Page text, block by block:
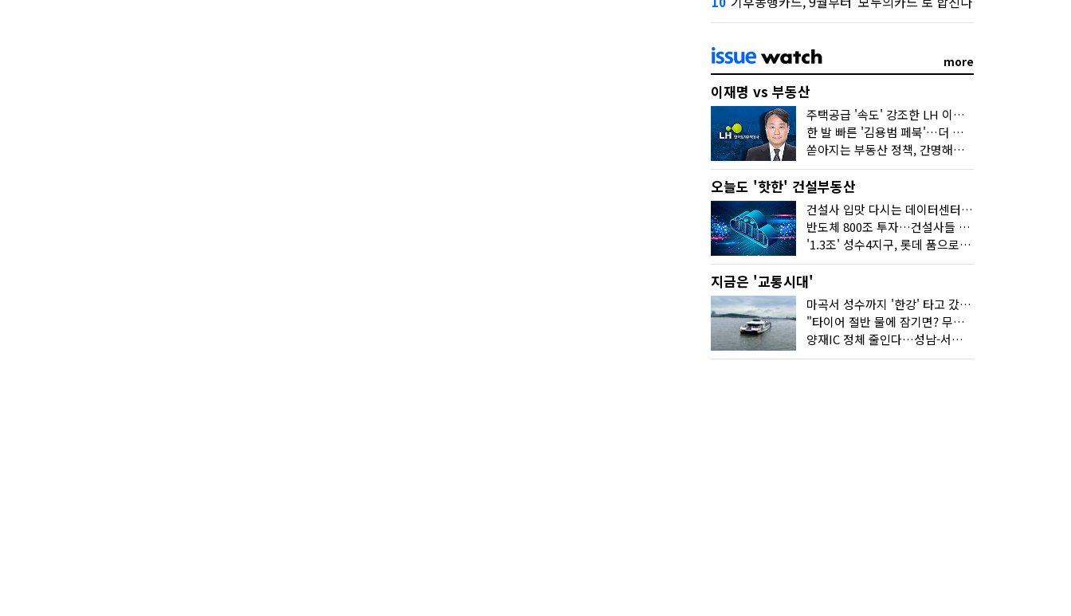
more
이재명 vs 부동산
주택공급 '속도' 강조한 LH 이성훈 "전력질주해야"
한 발 빠른 '김용범 페북'…더 강한 부동산 규제 나오나
쏟아지는 부동산 정책, 간명해져야
오늘도 '핫한' 건설부동산
건설사 입맛 다시는 데이터센터…암초는 '주민 반대'
반도체 800조 투자…건설사들 "물 들어온다!"
'1.3조' 성수4지구, 롯데 품으로…'성수르엘 S70' 거듭
지금은 '교통시대'
마곡서 성수까지 '한강' 타고 갔습니다
"타이어 절반 물에 잠기면? 무조건 탈출하세요"
양재IC 정체 줄인다…성남-서초 고속도로 2029년 착공